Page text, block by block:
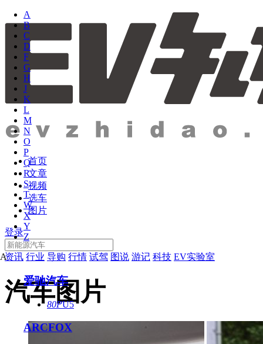
首页
文章
视频
选车
图片
登录
资讯 行业 导购 行情 试驾 图说 游记 科技 EV实验室
汽车图片
A
B
C
D
F
G
H
J
K
L
M
N
O
P
Q
R
S
T
W
X
Y
Z
A
爱驰汽车
80PU5
ARCFOX